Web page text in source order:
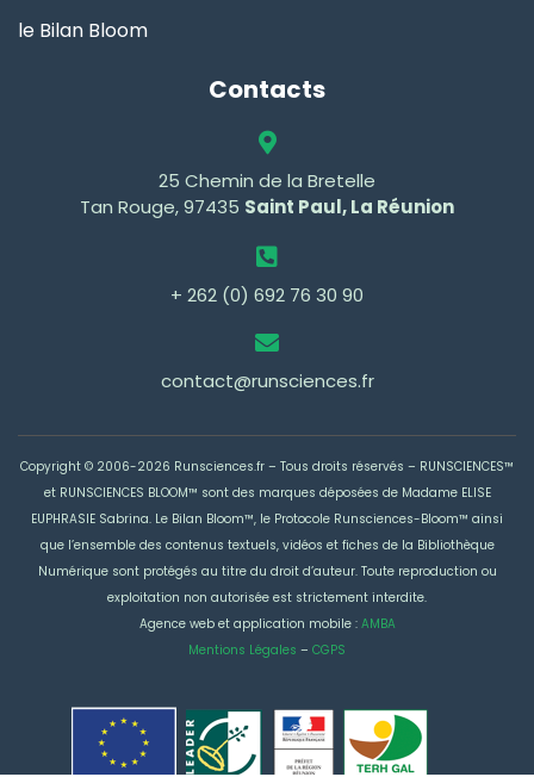
le Bilan Bloom
Contacts
25 Chemin de la Bretelle
Tan Rouge, 97435 Saint Paul, La Réunion
+ 262 (0) 692 76 30 90
contact@runsciences.fr
Copyright © 2006-2026 Runsciences.fr – Tous droits réservés – RUNSCIENCES™
et RUNSCIENCES BLOOM™ sont des marques déposées de Madame ELISE
EUPHRASIE Sabrina. Le Bilan Bloom™, le Protocole Runsciences-Bloom™ ainsi
que l’ensemble des contenus textuels, vidéos et fiches de la Bibliothèque
Numérique sont protégés au titre du droit d’auteur. Toute reproduction ou
exploitation non autorisée est strictement interdite.
Agence web et application mobile : AMBA
Mentions Légales – CGPS